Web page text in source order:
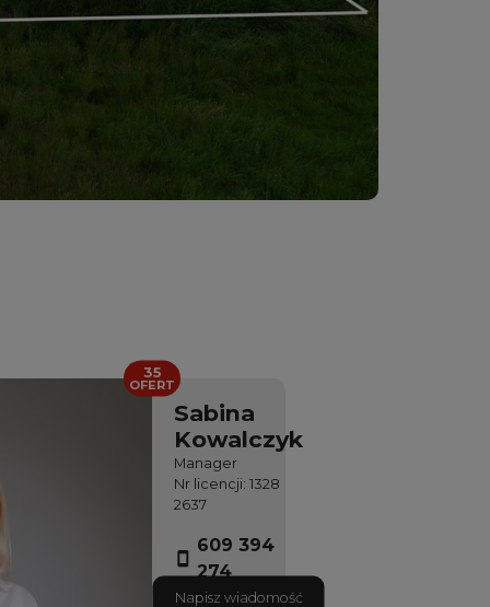
Sabina
Kowalczyk
Manager
Nr licencji: 1328
2637
609 394
274
Napisz wiadomość
35
OFERT